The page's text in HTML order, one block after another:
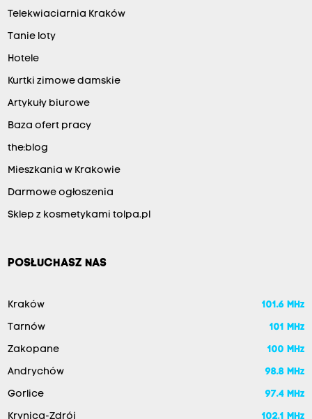
Telekwiaciarnia Kraków
Tanie loty
Hotele
Kurtki zimowe damskie
Artykuły biurowe
Baza ofert pracy
the:blog
Mieszkania w Krakowie
Darmowe ogłoszenia
Sklep z kosmetykami tolpa.pl
POSŁUCHASZ NAS
Kraków 101.6 MHz
Tarnów 101 MHz
Zakopane 100 MHz
Andrychów 98.8 MHz
Gorlice 97.4 MHz
Krynica-Zdrój 102.1 MHz